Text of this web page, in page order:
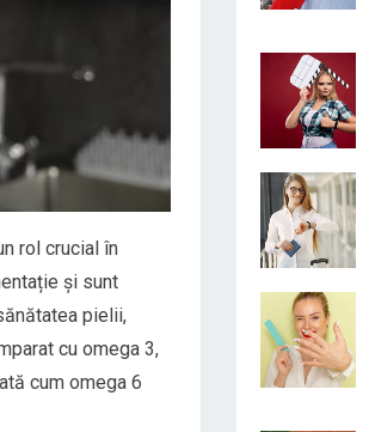
rol crucial în
și sunt
pielii,
cu omega 3,
cum omega 6